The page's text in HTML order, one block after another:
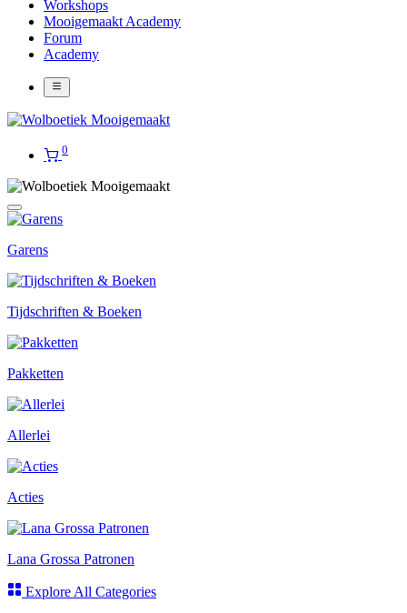
Workshops
Mooigemaakt Academy
Forum
Academy
0
Garens
Tijdschriften & Boeken
Pakketten
Allerlei
Acties
Lana Grossa Patronen
Explore All Categories